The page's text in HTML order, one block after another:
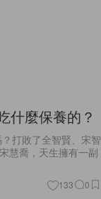
什麼保養的？
打敗了全智賢、宋智
慧喬，天生擁有一副
133 0